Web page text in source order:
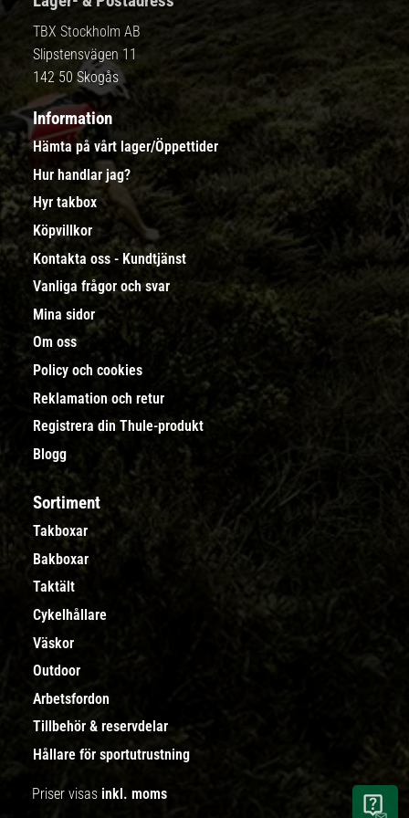
TBX Stockholm AB
Slipstensvägen 11
142 50 Skogås
Information
Hämta på vårt lager/Öppettider
Hur handlar jag?
Hyr takbox
Köpvillkor
Kontakta oss - Kundtjänst
Vanliga frågor och svar
Mina sidor
Om oss
Policy och cookies
Reklamation och retur
Registrera din Thule-produkt
Blogg
Sortiment
Takboxar
Bakboxar
Taktält
Cykelhållare
Väskor
Outdoor
Arbetsfordon
Tillbehör & reservdelar
Hållare för sportutrustning
Priser visas inkl. moms